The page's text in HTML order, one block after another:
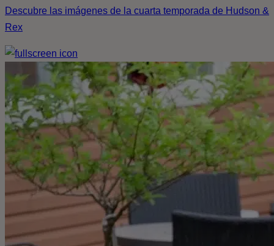
Descubre las imágenes de la cuarta temporada de Hudson &
Rex